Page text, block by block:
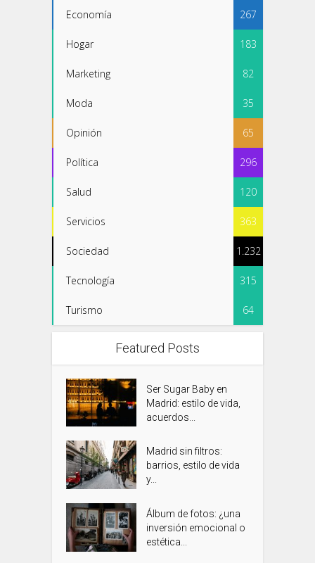
Economía 267
Hogar 183
Marketing 82
Moda 35
Opinión 65
Política 296
Salud 120
Servicios 363
Sociedad 1.232
Tecnología 315
Turismo 64
Featured Posts
Ser Sugar Baby en
Madrid: estilo de vida,
acuerdos...
Madrid sin filtros:
barrios, estilo de vida
y...
Álbum de fotos: ¿una
inversión emocional o
estética...